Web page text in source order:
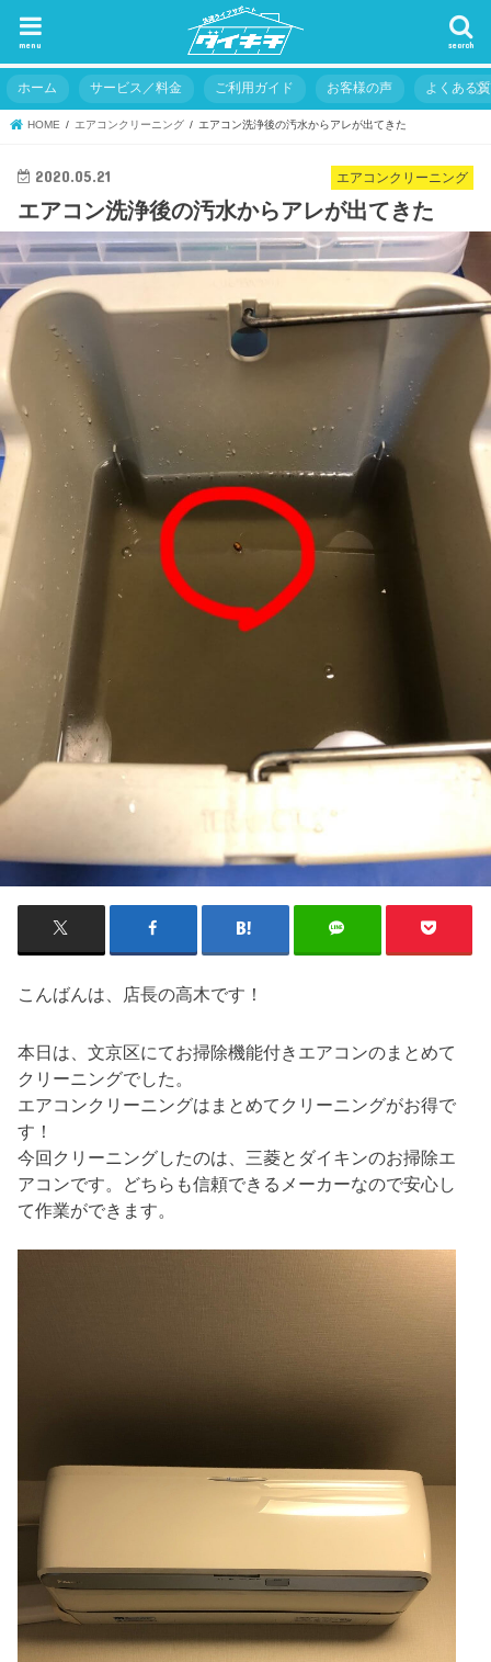
search
menu
ホーム サービス／料金 ご利用ガイド お客様の声 よくある
HOME エアコンクリーニング エアコン洗浄後の汚水からアレが出てきた
エアコンクリーニング
2020.05.21
エアコン洗浄後の汚水からアレが出てきた
こんばんは、店長の高木です！
本日は、文京区にてお掃除機能付きエアコンのまとめて
クリーニングでした。
エアコンクリーニングはまとめてクリーニングがお得で
す！
今回クリーニングしたのは、三菱とダイキンのお掃除エ
アコンです。どちらも信頼できるメーカーなので安心し
て作業ができます。